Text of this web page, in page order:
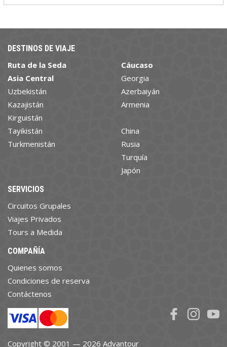
DESTINOS DE VIAJE
Ruta de la Seda
Asia Central
Uzbekistán
Kazajistán
Kirguistán
Tayikistán
Turkmenistán
Cáucaso
Georgia
Azerbaiyán
Armenia
China
Rusia
Turquía
Japón
SERVICIOS
Circuitos Grupales
Viajes Privados
Tours a Medida
COMPAÑÍA
Quienes somos
Condiciones de reserva
Contáctenos
Copyright © 2001 — 2026 Advantour